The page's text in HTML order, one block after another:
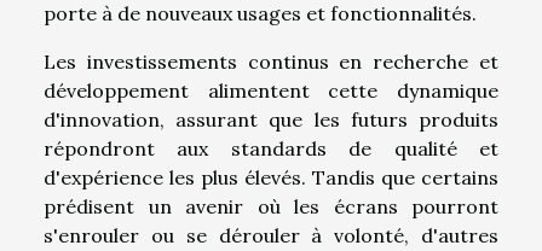
porte à de nouveaux usages et fonctionnalités.
Les investissements continus en recherche et
développement alimentent cette dynamique
d'innovation, assurant que les futurs produits
répondront aux standards de qualité et
d'expérience les plus élevés. Tandis que certains
prédisent un avenir où les écrans pourront
s'enrouler ou se dérouler à volonté, d'autres